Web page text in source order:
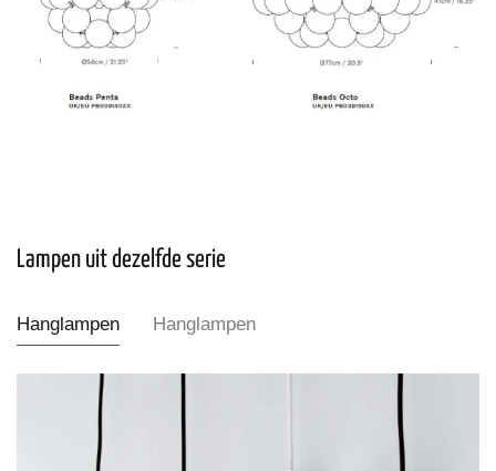
Lampen uit dezelfde serie
Hanglampen Hanglampen